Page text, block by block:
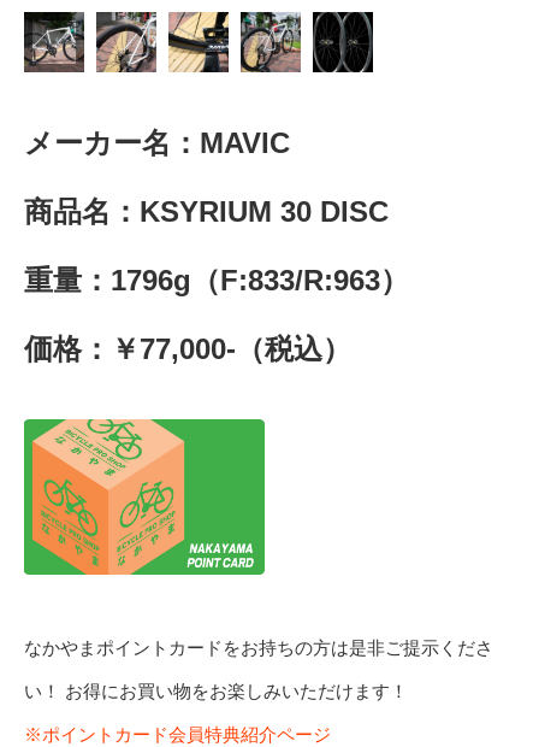
メーカー名：MAVIC
商品名：KSYRIUM 30 DISC
重量：1796g（F:833/R:963）
価格：￥77,000-（税込）
なかやまポイントカードをお持ちの方は是非ご提示くださ
い！ お得にお買い物をお楽しみいただけます！
※ポイントカード会員特典紹介ページ